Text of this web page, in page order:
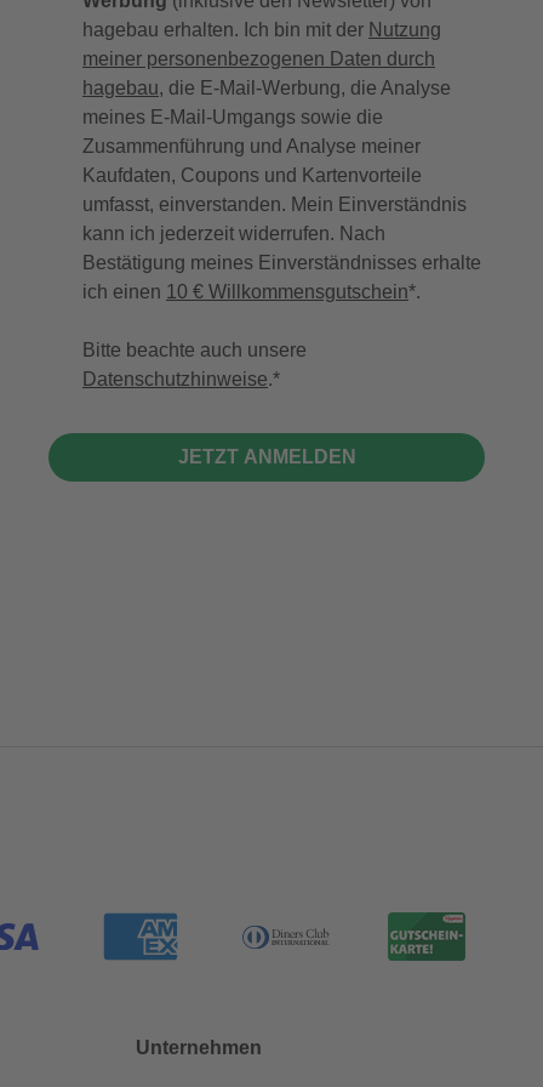
hagebau erhalten. Ich bin mit der Nutzung
meiner personenbezogenen Daten durch
hagebau, die E-Mail-Werbung, die Analyse
meines E-Mail-Umgangs sowie die
Zusammenführung und Analyse meiner
Kaufdaten, Coupons und Kartenvorteile
umfasst, einverstanden. Mein Einverständnis
kann ich jederzeit widerrufen. Nach
Bestätigung meines Einverständnisses erhalte
ich einen 10 € Willkommensgutschein*.
Bitte beachte auch unsere
Datenschutzhinweise.
JETZT ANMELDEN
Unternehmen